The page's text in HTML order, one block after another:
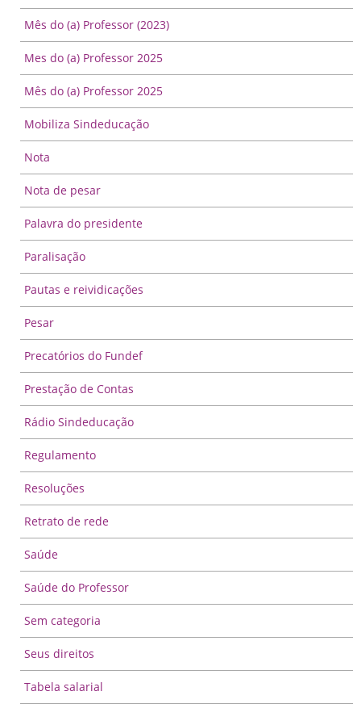
Mês do (a) Professor (2023)
Mes do (a) Professor 2025
Mês do (a) Professor 2025
Mobiliza Sindeducação
Nota
Nota de pesar
Palavra do presidente
Paralisação
Pautas e reividicações
Pesar
Precatórios do Fundef
Prestação de Contas
Rádio Sindeducação
Regulamento
Resoluções
Retrato de rede
Saúde
Saúde do Professor
Sem categoria
Seus direitos
Tabela salarial